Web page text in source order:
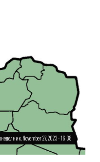
November 27, 2023 - 16:38